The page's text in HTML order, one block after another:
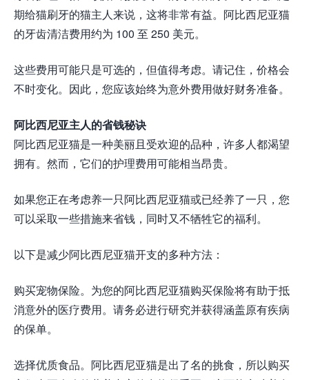
期给猫刷牙的猫主人来说，这将非常有益。阿比西尼亚猫
的牙齿清洁费用约为 100 至 250 美元。
这些费用可能只是可选的，但值得考虑。请记住，价格会
不时变化。因此，您应该始终为意外费用做好财务准备。
阿比西尼亚主人的省钱秘诀
阿比西尼亚猫是一种美丽且受欢迎的品种，许多人都渴望
拥有。然而，它们的护理费用可能相当昂贵。
如果您正在考虑养一只阿比西尼亚猫或已经养了一只，您
可以采取一些措施来省钱，同时又不牺牲它的福利。
以下是减少阿比西尼亚猫开支的多种方法：
购买宠物保险。为您的阿比西尼亚猫购买保险将有助于抵
消意外的医疗费用。请务必进行研究并获得涵盖原有疾病
的保单。
选择优质食品。阿比西尼亚猫是出了名的挑食，所以购买